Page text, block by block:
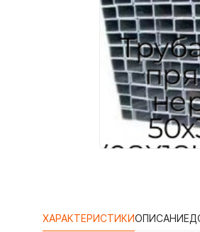
ХАРАКТЕРИСТИКИОПИСАНИЕ